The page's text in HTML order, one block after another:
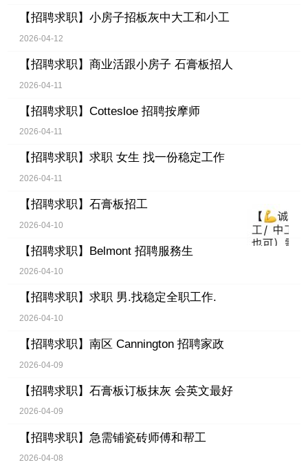
【招聘求职】 小房子招板灰中大工和小工
2026-04-12
【招聘求职】 商业活跟小房子 石膏板招人
2026-04-11
【招聘求职】 Cottesloe 招聘按摩师
2026-04-11
【招聘求职】 求职 女生 找一份稳定工作
2026-04-11
【招聘求职】 石膏板招工
2026-04-10
【招聘求职】 Belmont 招聘服務生
2026-04-10
【招聘求职】 求职 男.找稳定全职工作.
2026-04-10
【招聘求职】 南区 Cannington 招聘家政
2026-04-09
【招聘求职】 石膏板订板抹灰 会英文最好
2026-04-09
【招聘求职】 急需铺瓷砖师傅和帮工
2026-04-08